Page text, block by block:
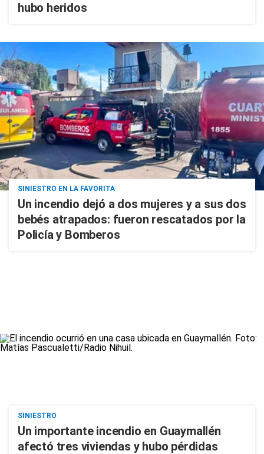
hubo heridos
SINIESTRO EN LA FAVORITA
Un incendio dejó a dos mujeres y a sus dos
bebés atrapados: fueron rescatados por la
Policía y Bomberos
SINIESTRO
Un importante incendio en Guaymallén
afectó tres viviendas y hubo pérdidas